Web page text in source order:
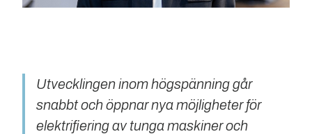
Utvecklingen inom högspänning går
snabbt och öppnar nya möjligheter för
elektrifiering av tunga maskiner och